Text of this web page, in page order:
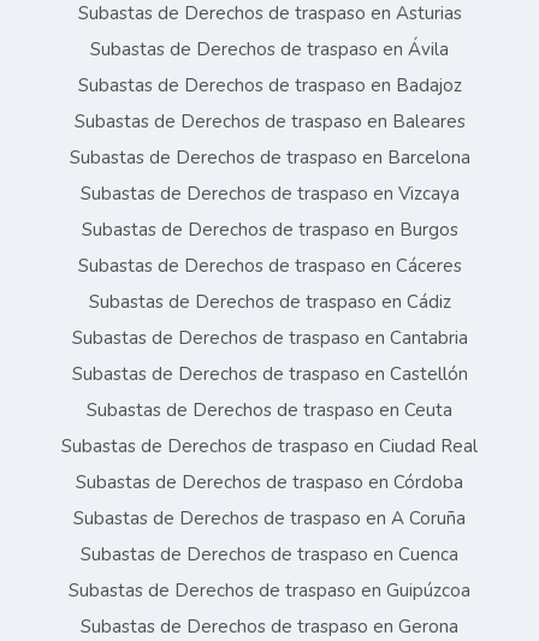
Subastas de Derechos de traspaso en Asturias
Subastas de Derechos de traspaso en Ávila
Subastas de Derechos de traspaso en Badajoz
Subastas de Derechos de traspaso en Baleares
Subastas de Derechos de traspaso en Barcelona
Subastas de Derechos de traspaso en Vizcaya
Subastas de Derechos de traspaso en Burgos
Subastas de Derechos de traspaso en Cáceres
Subastas de Derechos de traspaso en Cádiz
Subastas de Derechos de traspaso en Cantabria
Subastas de Derechos de traspaso en Castellón
Subastas de Derechos de traspaso en Ceuta
Subastas de Derechos de traspaso en Ciudad Real
Subastas de Derechos de traspaso en Córdoba
Subastas de Derechos de traspaso en A Coruña
Subastas de Derechos de traspaso en Cuenca
Subastas de Derechos de traspaso en Guipúzcoa
Subastas de Derechos de traspaso en Gerona